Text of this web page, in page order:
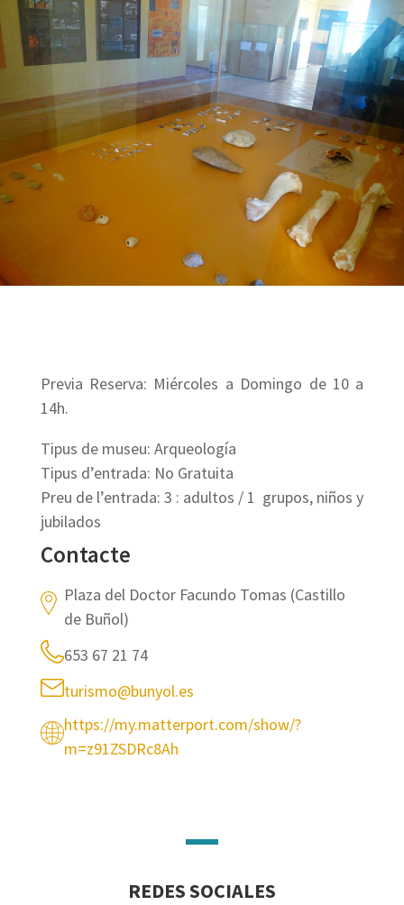
Previa Reserva: Miércoles a Domingo de 10 a
14h.
Tipus de museu: Arqueología
Tipus d’entrada: No Gratuita
Preu de l’entrada: 3 : adultos / 1  grupos, niños y
jubilados
Contacte
Plaza del Doctor Facundo Tomas (Castillo
de Buñol)
653 67 21 74
turismo@bunyol.es
https://my.matterport.com/show/?
m=z91ZSDRc8Ah
REDES SOCIALES